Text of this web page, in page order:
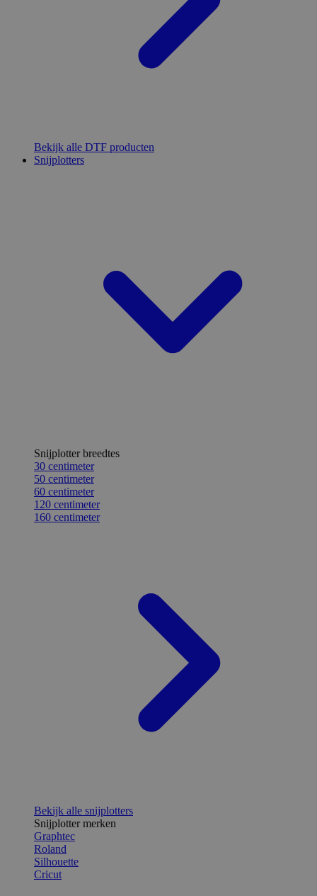
Bekijk alle DTF producten
Snijplotters
Snijplotter breedtes
30 centimeter
50 centimeter
60 centimeter
120 centimeter
160 centimeter
Bekijk alle snijplotters
Snijplotter merken
Graphtec
Roland
Silhouette
Cricut